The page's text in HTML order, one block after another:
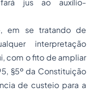
jus ao auxílio-
em se tratando de
interpretação
com o fito de ampliar
§5º da Constituição
de custeio para a